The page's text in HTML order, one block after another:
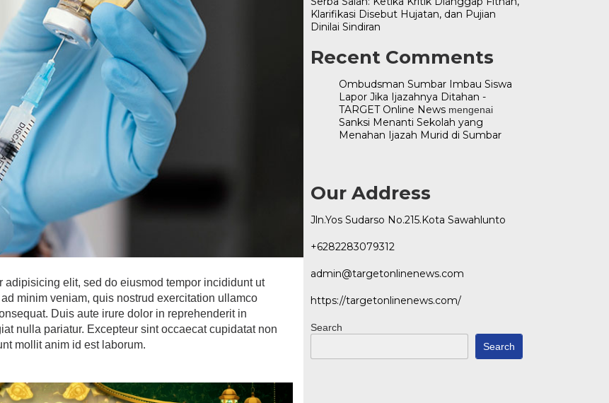
adipisicing elit, sed do eiusmod tempor incididunt ut
minim veniam, quis nostrud exercitation ullamco
Duis aute irure dolor in reprehenderit in
nulla pariatur. Excepteur sint occaecat cupidatat non
mollit anim id est laborum.
Klarifikasi Disebut Hujatan, dan Pujian
Dinilai Sindiran
Recent Comments
Ombudsman Sumbar Imbau Siswa
Lapor Jika Ijazahnya Ditahan -
TARGET Online Newsmengenai
Sanksi Menanti Sekolah yang
Menahan Ijazah Murid di Sumbar
Our Address
Jln.Yos Sudarso No.215.Kota Sawahlunto
+6282283079312
admin@targetonlinenews.com
https://targetonlinenews.com/
Search
Search